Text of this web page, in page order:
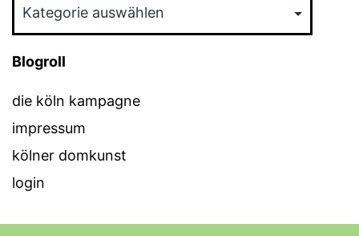
Blogroll
die köln kampagne
impressum
kölner domkunst
login